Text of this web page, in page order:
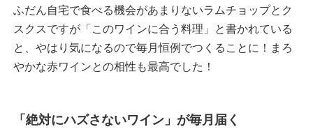
ふだん自宅で食べる機会があまりないラムチョップとク
スクスですが「このワインに合う料理」と書かれている
と、やはり気になるので毎月恒例でつくることに！まろ
やかな赤ワインとの相性も最高でした！
「絶対にハズさないワイン」が毎月届く